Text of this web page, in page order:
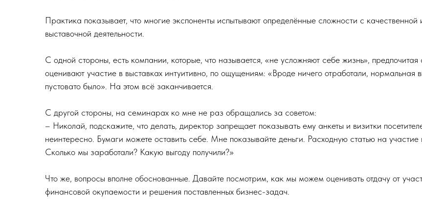
Практика показывает, что многие экспоненты испытывают определённые сложности с качественной
выставочной деятельности.
С одной стороны, есть компании, которые, что называется, «не усложняют себе жизнь»,
оценивают участие в выставках интуитивно, по ощущениям: «Вроде ничего отработали, нормальная
пустовато было». На этом всё заканчивается.
С другой стороны, на семинарах ко мне не раз обращались за советом:
– Николай, подскажите, что делать, директор запрещает показывать ему анкеты и визитки
неинтересно. Бумаги можете оставить себе. Мне показывайте деньги. Расходную статью на
Сколько мы заработали? Какую выгоду получили?»
Что же, вопросы вполне обоснованные. Давайте посмотрим, как мы можем оценивать отдачу от
финансовой окупаемости и решения поставленных бизнес-задач.